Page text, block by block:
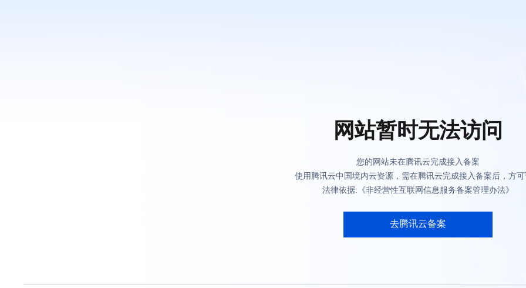
网站暂时无法访问
您的网站未在腾讯云完成接入备案
使用腾讯云中国境内云资源，需在腾讯云完成接入备案后，方
法律依据:《非经营性互联网信息服务备案管理办法》
去腾讯云备案